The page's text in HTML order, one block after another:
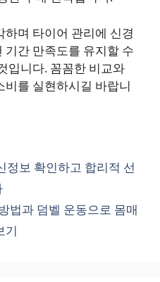
하며 타이어 관리에 신경
기간 만족도를 유지할 수
입니다. 꼼꼼한 비교와
를 실현하시길 바랍니
정보 확인하고 합리적 선
법과 덤벨 운동으로 몸매
기